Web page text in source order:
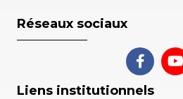
Réseaux sociaux
Liens institutionnels